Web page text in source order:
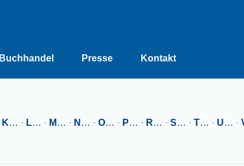
Buchhandel Presse Kontakt
K… · L… · M … · N … · O… · P… · R… · S… · T… · U… ·